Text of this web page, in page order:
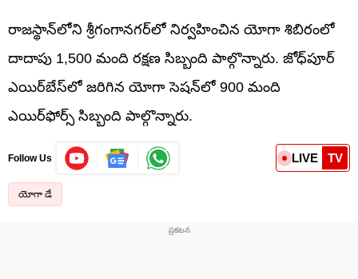
రాజస్థాన్‌లోని శ్రీగంగానగర్‌లో నిర్వహించిన యోగా శిబిరంలో
దాదాపు 1,500 మంది రక్షణ సిబ్బంది పాల్గొన్నారు. జోధ్‌పూర్
ఎయిర్‌బేస్‌లో జరిగిన యోగా సెషన్‌లో 900 మంది
ఎయిర్‌ఫోర్స్ సిబ్బంది పాల్గొన్నారు.
Follow Us LIVE TV
యోగా డే